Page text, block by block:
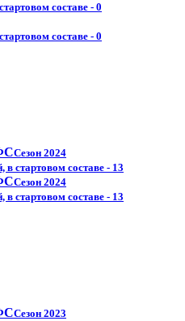
составе - 0
составе - 0
Сезон 2024
в стартовом составе - 13
Сезон 2024
в стартовом составе - 13
Сезон 2023